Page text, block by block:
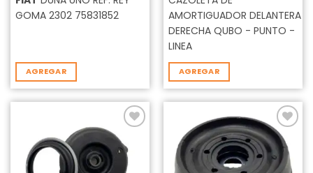
GOMA 2302 75831852
AGREGAR
AMORTIGUADOR DELANTERA
DERECHA QUBO - PUNTO -
LINEA
AGREGAR
Añadir
a la
lista de
deseos
Añadir
a la
lista de
deseos